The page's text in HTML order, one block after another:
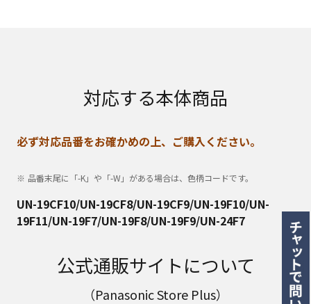
対応する本体商品
必ず対応品番をお確かめの上、ご購入ください。
品番末尾に「-K」や「-W」がある場合は、色柄コードです。
UN-19CF10/UN-19CF8/UN-19CF9/UN-19F10/UN-
19F11/UN-19F7/UN-19F8/UN-19F9/UN-24F7
公式通販サイトについて
（Panasonic Store Plus）